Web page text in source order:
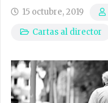
15 octubre, 2019
Cartas al director